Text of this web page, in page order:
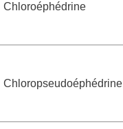
Chloroéphédrine
Chloropseudoéphédrine